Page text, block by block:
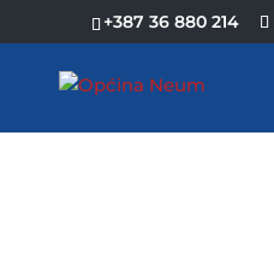
+387 36 880 214